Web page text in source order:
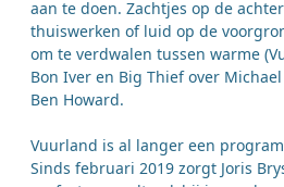
aan te doen. Zachtjes op de
thuiswerken of luid op de
om te verdwalen tussen warme
Bon Iver en Big Thief over
Ben Howard.
Vuurland is al langer een
Sinds februari 2019 zorgt Joris